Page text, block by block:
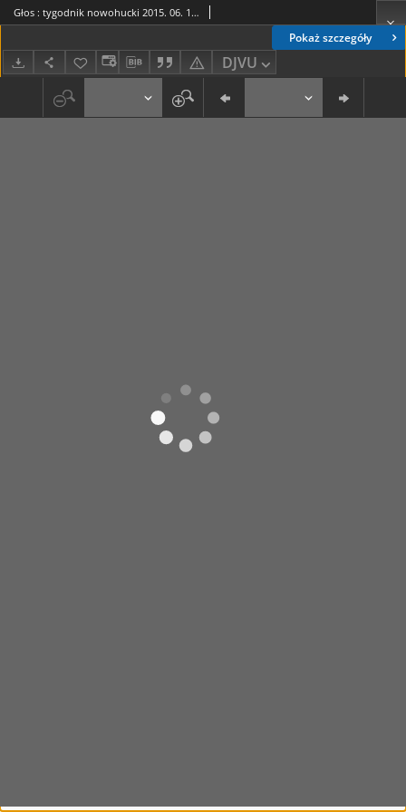
Pokaż szczegóły
DJVU
Głos : tygodnik nowohucki 2015. 06. 12, nr 24